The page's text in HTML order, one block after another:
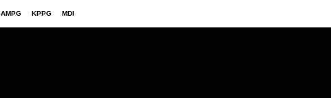
AMPG KPPG MDI